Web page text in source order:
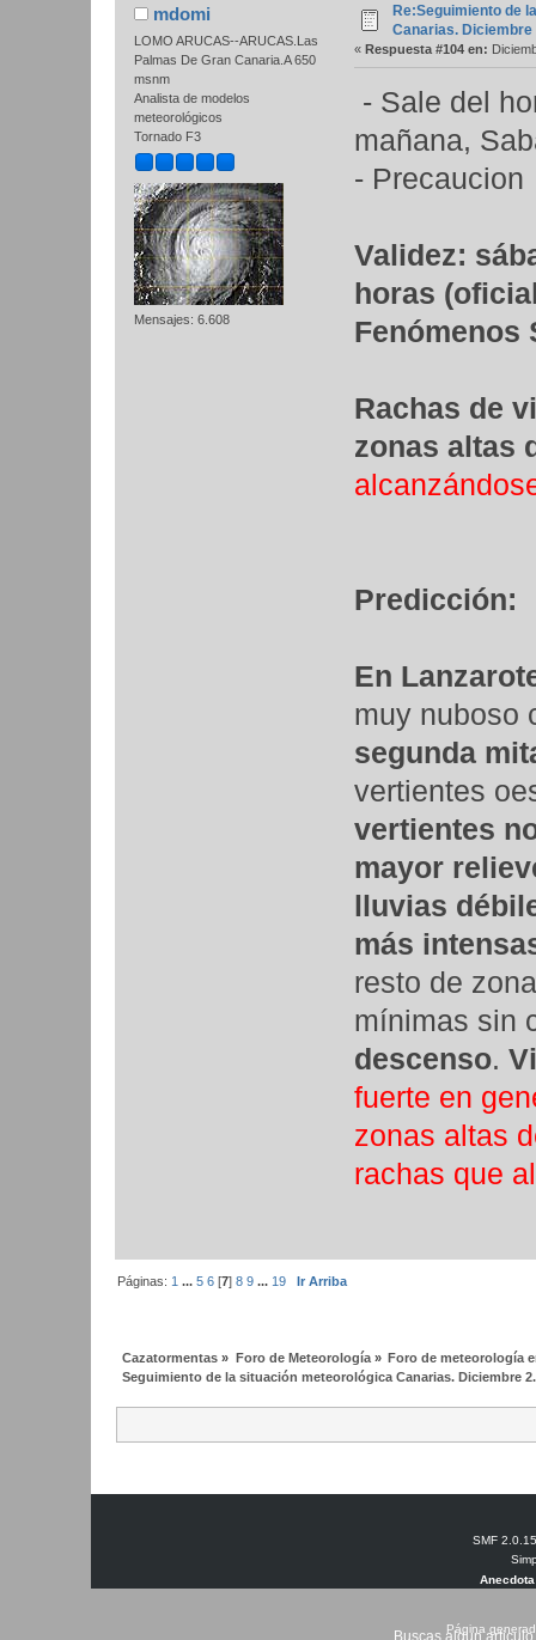
mdomi
LOMO ARUCAS--ARUCAS.Las
Palmas De Gran Canaria.A 650
msnm
Analista de modelos
meteorológicos
Tornado F3
Mensajes: 6.608
Re:Seguimiento de
Canarias. Diciembre
« Respuesta #104 en:
- Sale del
mañana,
-
Validez:
horas
Fenómenos
Rachas de
zonas altas
Predicción:
En
muy nuboso
segunda
vertientes
vertientes
mayor
lluvias
más
resto de
mínimas sin
descenso.
fuerte en
zonas altas
rachas que
Páginas: 1 ...5 6 [7]8 9 ... 19 Ir Arriba
Cazatormentas » Foro de Meteorología» Foro de meteorología
Seguimiento de la situación meteorológica Canarias. Diciembre
SMF 2.0.15
Anecdota
Página
Buscas algun